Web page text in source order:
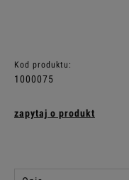
Kod produktu:
1000075
zapytaj o produkt